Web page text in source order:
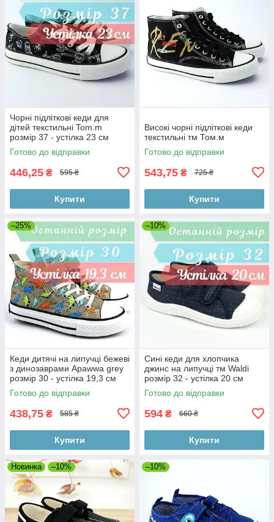
Чорні підліткові кеди для
дітей текстильні Tom.m
розмір 37 - устілка 23 см
Готово до відправки
446,25 ₴ 595 ₴
Купити
Високі чорні підліткові кеди
текстильні тм Том.м
Готово до відправки
543,75 ₴ 725 ₴
Купити
–25%
Кеди дитячі на липучці бежеві
з динозаврами Apawwa grey
розмір 30 - устілка 19,3 см
Готово до відправки
438,75 ₴ 585 ₴
Купити
–10%
Сині кеди для хлопчика
джинс на липучці тм Waldi
розмір 32 - устілка 20 см
Готово до відправки
594 ₴ 660 ₴
Купити
Новинка –10% –10%